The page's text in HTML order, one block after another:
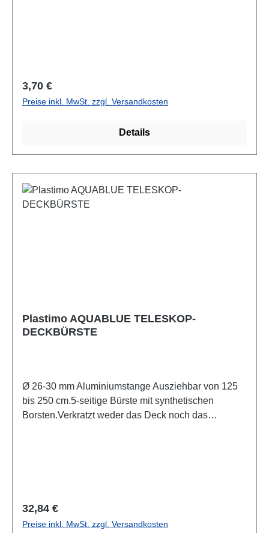
Regulärer Preis:
3,70 €
Preise inkl. MwSt. zzgl. Versandkosten
Details
Plastimo AQUABLUE TELESKOP-
DECKBÜRSTE
Ø 26-30 mm Aluminiumstange Ausziehbar von 125
bis 250 cm.5-seitige Bürste mit synthetischen
Borsten.Verkratzt weder das Deck noch das
Regulärer Preis:
32,84 €
Preise inkl. MwSt. zzgl. Versandkosten